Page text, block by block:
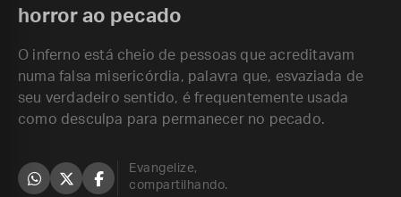
horror ao pecado
O inferno está cheio de pessoas que acreditavam
numa falsa misericórdia, palavra que, esvaziada de
seu verdadeiro sentido, é frequentemente usada
como desculpa para permanecer no pecado.
Evangelize,
compartilhando.